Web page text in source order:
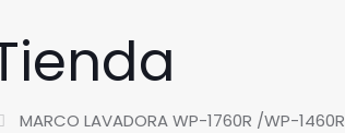
MARCO LAVADORA WP-1760R /WP-1460R